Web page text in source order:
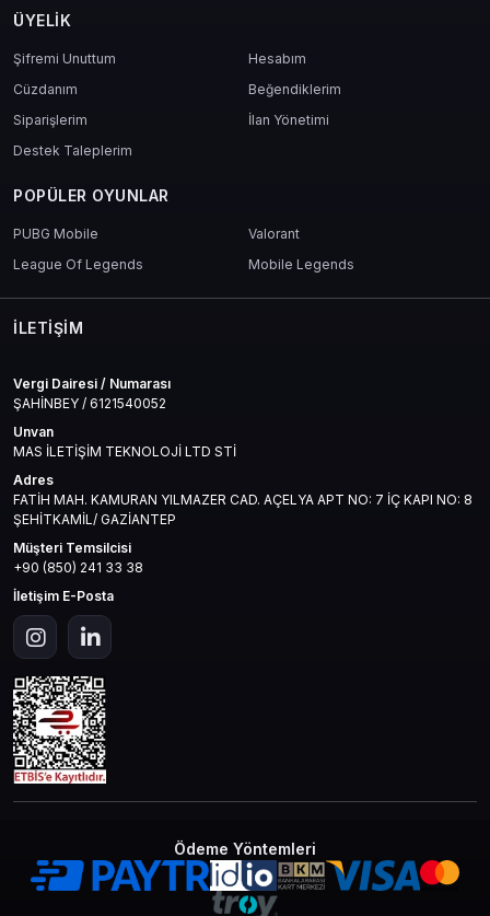
ÜYELIK
Şifremi Unuttum
Hesabım
Cüzdanım
Beğendiklerim
Siparişlerim
İlan Yönetimi
Destek Taleplerim
POPÜLER OYUNLAR
PUBG Mobile
Valorant
League Of Legends
Mobile Legends
İLETIŞIM
Vergi Dairesi / Numarası
ŞAHİNBEY / 6121540052
Unvan
MAS İLETİŞİM TEKNOLOJİ LTD STİ
Adres
FATİH MAH. KAMURAN YILMAZER CAD. AÇELYA APT NO: 7 İÇ KAPI NO: 8
ŞEHİTKAMİL/ GAZİANTEP
Müşteri Temsilcisi
+90 (850) 241 33 38
İletişim E-Posta
Ödeme Yöntemleri